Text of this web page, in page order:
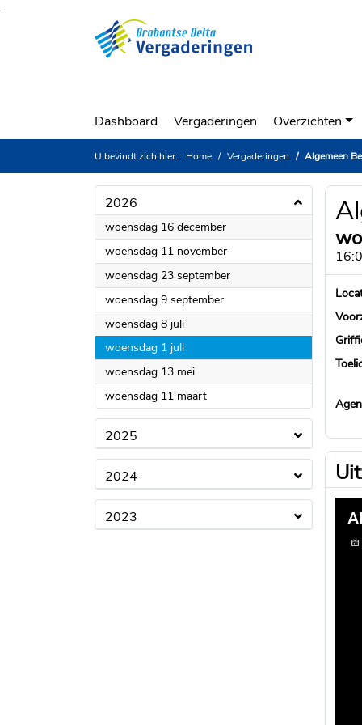
Ga naar de inhoud van deze pagina
Dashboard Vergaderingen Overzichten
U bevindt zich hier: Home Vergaderingen Algemeen
2026
woensdag 16 december2026
woensdag 11 november2026
woensdag 23 september2026
woensdag 9 september2026
woensdag 8 juli2026
woensdag 1 juli2026
woensdag 13 mei2026
woensdag 11 maart2026
2025
2024
2023